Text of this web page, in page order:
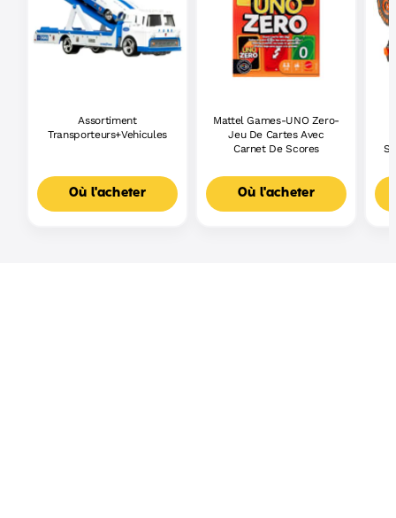
Assortiment
Transporteurs+Vehicules
Où l'acheter
Mattel Games-UNO Zero-
Jeu De Cartes Avec
Carnet De Scores
Où l'acheter